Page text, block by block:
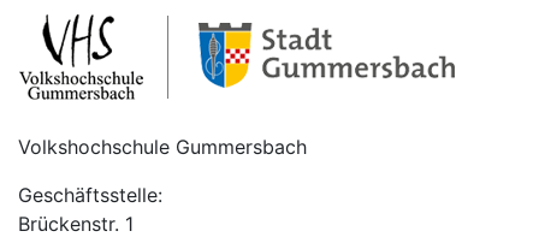
Volkshochschule Gummersbach
Geschäftsstelle:
Brückenstr. 1